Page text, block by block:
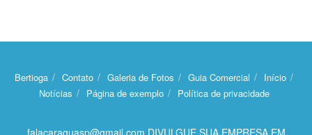
Bertioga Contato Galeria de Fotos Guia Comercial
Início
Notícias
Página de exemplo Política de privacidade
falacaraguasp@gmail.com DIVULGUE SUA EMPRESA EM